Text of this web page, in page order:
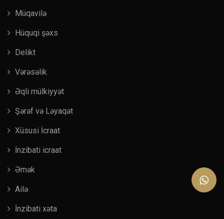
Müqavilə
Hüquqi şəxs
Delikt
Vərəsəlik
Əqli mülkiyyət
Şərəf və Ləyaqət
Xüsusi İcraat
İnzibati icraat
Əmək
Ailə
İnzibati xəta